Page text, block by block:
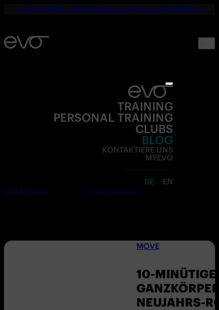
☀️ DEIN SOMMER. DEINE FITNESS. NUR 19,90€ BIS SEPTEMBER. 💪
TRAINING
PERSONAL TRAINING
CLUBS
BLOG
KONTAKTIERE UNS
MYEVO
DE EN
Jetzt anmelden Kostenlos testen
MOVE
10-
NEUJAHRS-